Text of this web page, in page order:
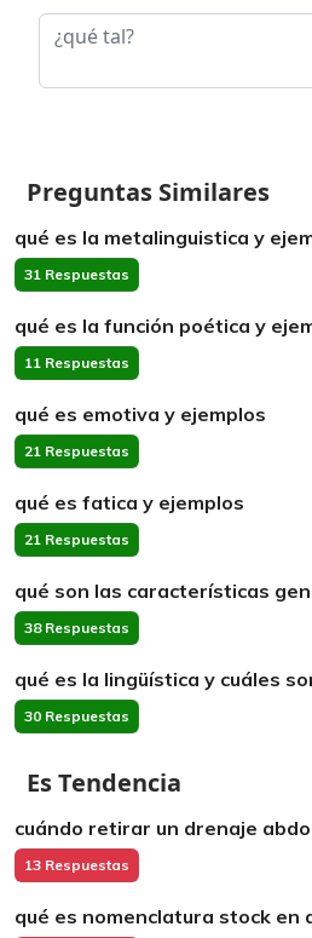
Preguntas Similares
qué es la metalinguistica y
31 Respuestas
qué es la función poética y
11 Respuestas
qué es emotiva y ejemplos
21 Respuestas
qué es fatica y ejemplos
21 Respuestas
qué son las características
38 Respuestas
qué es la lingüística y cuáles
30 Respuestas
Es Tendencia
cuándo retirar un drenaje
13 Respuestas
qué es nomenclatura stock en